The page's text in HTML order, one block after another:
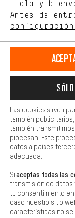
español
ES
RESCINDIR EL CONTRATO
Aviso Legal
Todos los
¡Hola y
Antes de
tienda. Con las
de nuestro sitio
comportamiento
Más confort
cookies de
sociales. Esto
adicionales
preguntas de
Básica
Las cookies
Las cookies sirven
también publicitarios,
también
procesan. Este
datos a países
adecuada.
Si aceptas todas las
transmisión de datos
tu consentimiento en
caso nuestro sitio
características no se